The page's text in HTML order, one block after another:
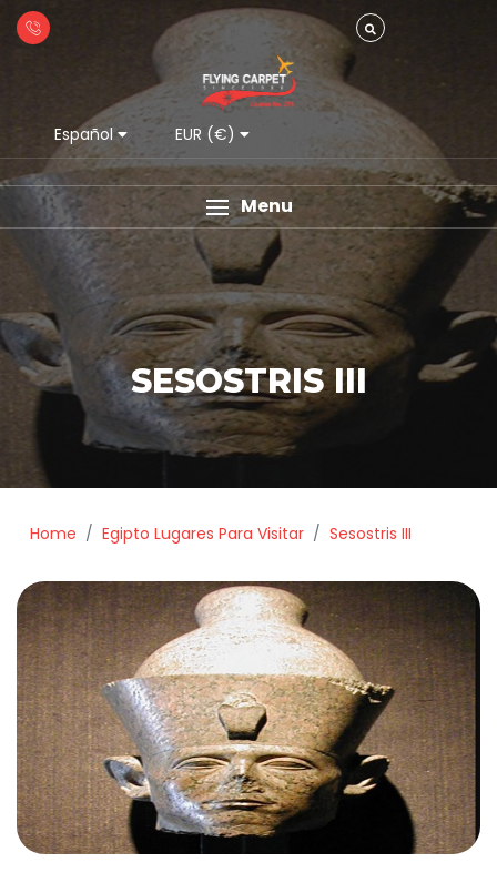
Español EUR (€)
Menu
SESOSTRIS III
Home Egipto Lugares Para Visitar Sesostris III